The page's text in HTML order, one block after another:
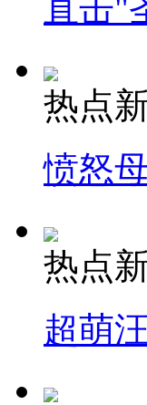
直击"
热点
愤怒
热点
超萌